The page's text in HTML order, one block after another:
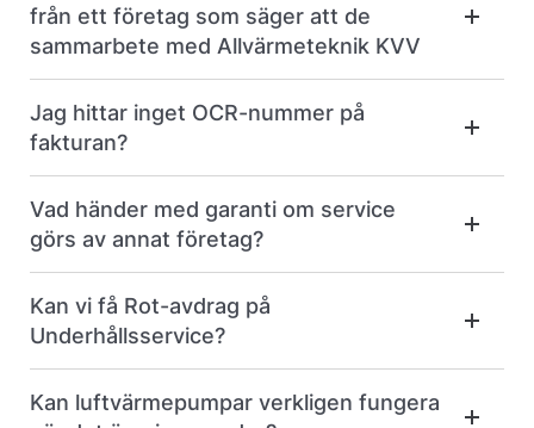
från ett företag som säger att de
sammarbete med Allvärmeteknik KVV
Jag hittar inget OCR-nummer på
fakturan?
Vad händer med garanti om service
görs av annat företag?
Kan vi få Rot-avdrag på
Underhållsservice?
Kan luftvärmepumpar verkligen fungera